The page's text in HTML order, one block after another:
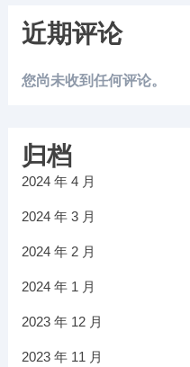
近期评论
您尚未收到任何评论。
归档
2024 年 4 月
2024 年 3 月
2024 年 2 月
2024 年 1 月
2023 年 12 月
2023 年 11 月